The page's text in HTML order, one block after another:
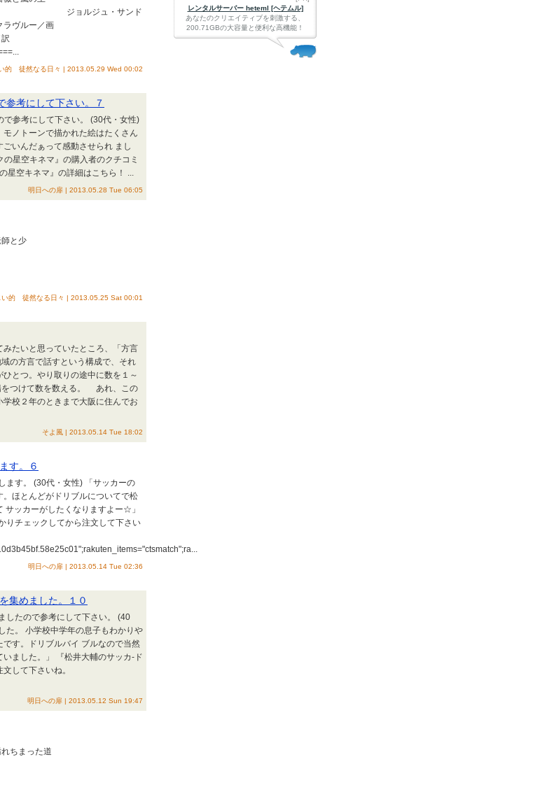
サンド
／画
的 徒然なる日々 | 2013.05.29 Wed 00:02
参考にして下さい。７
で参考にして下さい。 (30代・女性)
モノトーンで描かれた絵はたくさん
いんだぁって感動させられ まし
星空キネマ』の購入者のクチコミ
星空キネマ』の詳細はこちら！ ...
明日への扉 | 2013.05.28 Tue 06:05
と少
い的 徒然なる日々 | 2013.05.25 Sat 00:01
たいと思っていたところ、「方言
の方言で話すという構成で、それ
とつ。やり取りの途中に数を１～
をつけて数を数える。 あれ、この
校２年のときまで大阪に住んでお
そよ風 | 2013.05.14 Tue 18:02
す。６
ます。 (30代・女性) 「サッカーの
ほとんどがドリブルについてで松
サッカーがしたくなりますよー☆」
りチェックしてから注文して下さい
明日への扉 | 2013.05.14 Tue 02:36
集めました。１０
したので参考にして下さい。 (40
た。 小学校中学年の息子もわかりや
す。ドリブルバイ ブルなので当然
ました。」 『松井大輔のサッカ-ド
して下さいね。
明日への扉 | 2013.05.12 Sun 19:47
汚れちまった道
レンタルサーバー heteml [ヘテムル]
あなたのクリエイティブを刺激する、
200.71GBの大容量と便利な高機能！